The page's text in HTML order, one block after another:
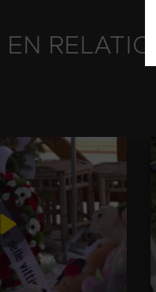
EN RELATION